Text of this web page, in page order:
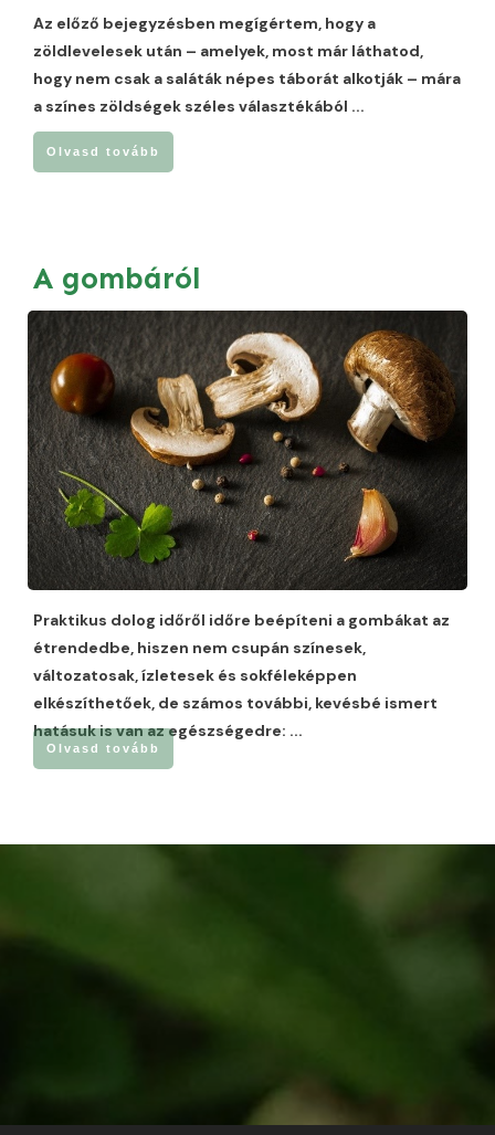
Az előző bejegyzésben megígértem, hogy a
zöldlevelesek után – amelyek, most már láthatod,
hogy nem csak a saláták népes táborát alkotják – mára
a színes zöldségek széles választékából ...
Olvasd tovább
A gombáról
Praktikus dolog időről időre beépíteni a gombákat az
étrendedbe, hiszen nem csupán színesek,
változatosak, ízletesek és sokféleképpen
elkészíthetőek, de számos további, kevésbé ismert
hatásuk is van az egészségedre: ...
Olvasd tovább